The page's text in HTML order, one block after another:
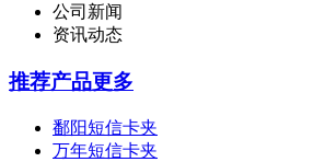
公司新闻
资讯动态
推荐产品更多
鄱阳短信卡夹
万年短信卡夹